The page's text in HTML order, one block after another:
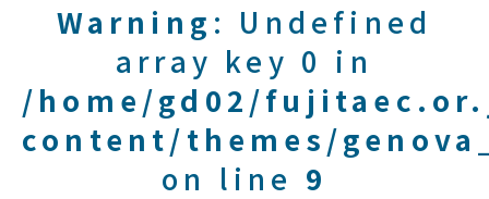
Warning : Undefined
array key 0 in
/home/gd02/
content/themes/
on line 9